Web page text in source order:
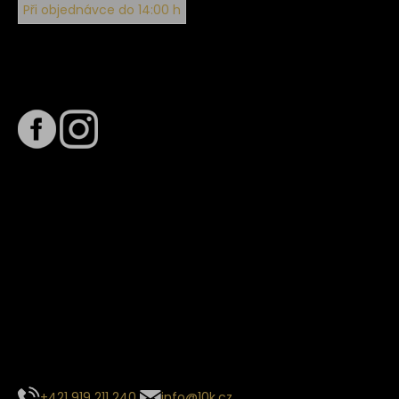
Při objednávce do 14:00 h